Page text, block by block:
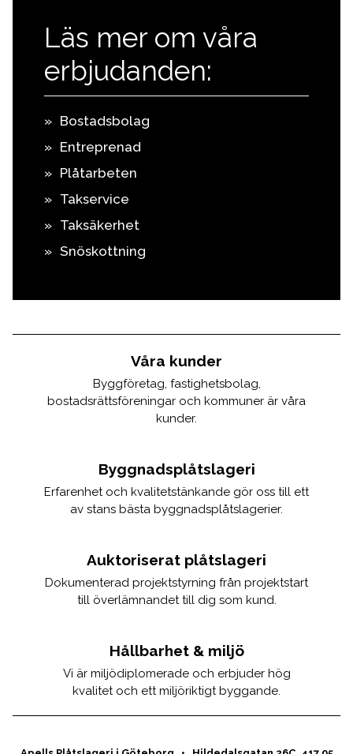
Läs mer om våra
erbjudanden:
Bostadsbolag
Entreprenad
Plåtarbeten
Takservice
Taksäkerhet
Snöskottning
Våra kunder
Byggföretag, fastighetsbolag,
bostadsrättsföreningar och kommuner är våra
kunder.
Byggnadsplåtslageri
Erfarenhet och kvalitetstänkande gör oss till ett
av stans bästa byggnadsplåtslagerier.
Auktoriserat plåtslageri
Dokumenterad projektstyrning från projektstart
till överlämnandet till dig som kund.
Hållbarhet & miljö
Vi är miljödiplomerade och erbjuder hög
kvalitet och ett miljöriktigt byggande.